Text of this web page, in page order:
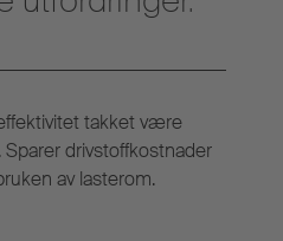
takket være
drivstoffkostnader
av lasterom.